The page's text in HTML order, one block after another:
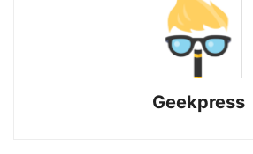
Geekpress